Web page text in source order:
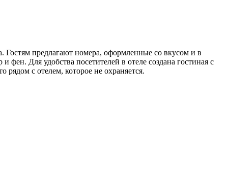
Гостям предлагают номера, оформленные со вкусом и в
Для удобства посетителей в отеле создана гостиная с
рядом с отелем, которое не охраняется.